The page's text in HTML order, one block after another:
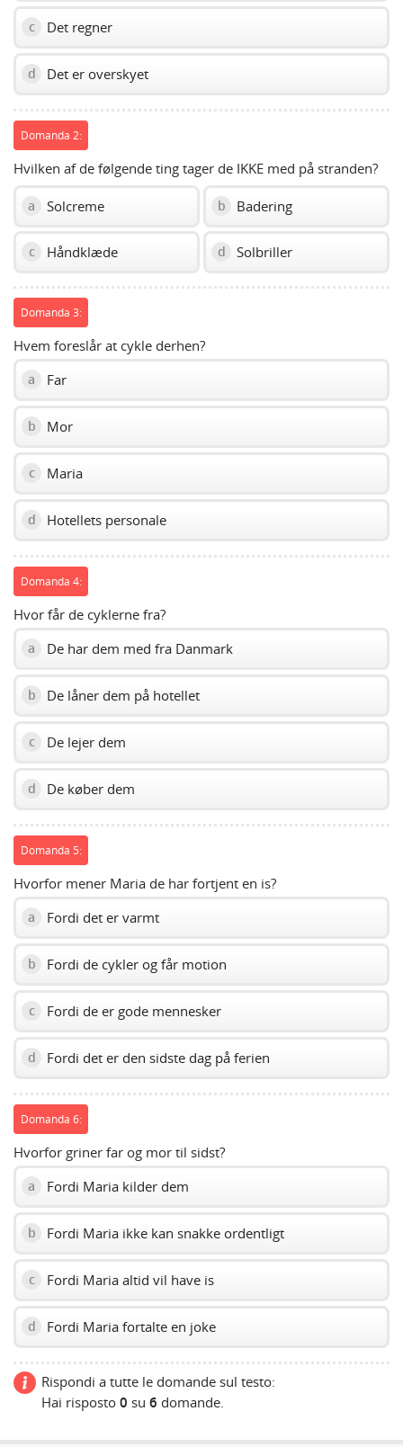
c Det regner
d Det er overskyet
Domanda 2:
Hvilken af de følgende ting tager de IKKE med på stranden?
a Solcreme b Badering
c Håndklæde d Solbriller
Domanda 3:
Hvem foreslår at cykle derhen?
a Far
b Mor
c Maria
d Hotellets personale
Domanda 4:
Hvor får de cyklerne fra?
a De har dem med fra Danmark
b De låner dem på hotellet
c De lejer dem
d De køber dem
Domanda 5:
Hvorfor mener Maria de har fortjent en is?
a Fordi det er varmt
b Fordi de cykler og får motion
c Fordi de er gode mennesker
d Fordi det er den sidste dag på ferien
Domanda 6:
Hvorfor griner far og mor til sidst?
a Fordi Maria kilder dem
b Fordi Maria ikke kan snakke ordentligt
c Fordi Maria altid vil have is
d Fordi Maria fortalte en joke
Rispondi a tutte le domande sul testo:
Hai risposto 0 su 6 domande.